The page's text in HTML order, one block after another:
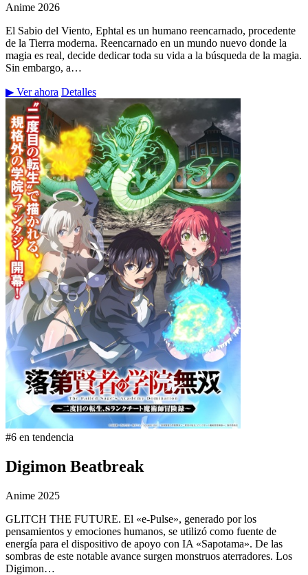
Anime 2026
El Sabio del Viento, Ephtal es un humano reencarnado, procedente
de la Tierra moderna. Reencarnado en un mundo nuevo donde la
magia es real, decide dedicar toda su vida a la búsqueda de la magia.
Sin embargo, a…
▶ Ver ahora Detalles
#6 en tendencia
Digimon Beatbreak
Anime 2025
GLITCH THE FUTURE. El «e-Pulse», generado por los
pensamientos y emociones humanos, se utilizó como fuente de
energía para el dispositivo de apoyo con IA «Sapotama». De las
sombras de este notable avance surgen monstruos aterradores. Los
Digimon…